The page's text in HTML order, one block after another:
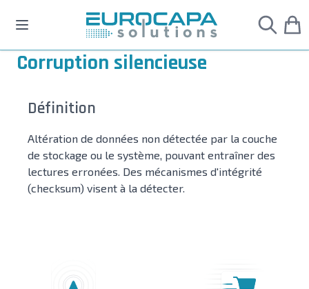
Corruption silencieuse
Définition
Altération de données non détectée par la couche
de stockage ou le système, pouvant entraîner des
lectures erronées. Des mécanismes d'intégrité
(checksum) visent à la détecter.